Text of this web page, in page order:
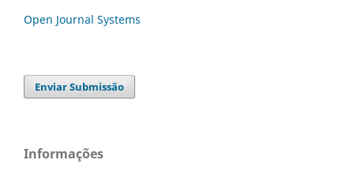
Open Journal Systems
Enviar Submissão
Informações